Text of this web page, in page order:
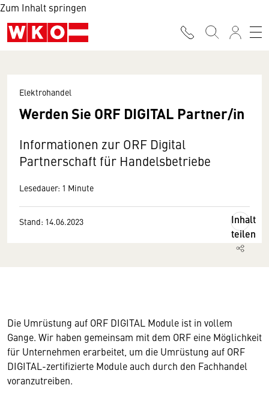
Zum Inhalt springen
Elektrohandel
Werden Sie ORF DIGITAL Partner/in
Informationen zur ORF Digital
Partnerschaft für Handelsbetriebe
Lesedauer: 1 Minute
Stand: 14.06.2023
Inhalt
teilen
Die Umrüstung auf ORF DIGITAL Module ist in vollem
Gange. Wir haben gemeinsam mit dem ORF eine Möglichkeit
für Unternehmen erarbeitet, um die Umrüstung auf ORF
DIGITAL-zertifizierte Module auch durch den Fachhandel
voranzutreiben.